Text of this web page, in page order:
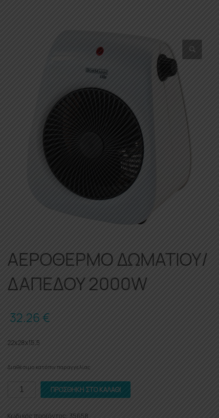
ΑΕΡΟΘΕΡΜΟ ΔΩΜΑΤΙΟΥ/
ΔΑΠΕΔΟΥ 2000W
32.26€
22x28x15.5
Διαθέσιμο κατόπιν παραγγελίας
ΑΕΡΟΘΕΡΜΟ
ΠΡΟΣΘΉΚΗ ΣΤΟ ΚΑΛΆΘΙ
Κωδικός προϊόντος: 35658